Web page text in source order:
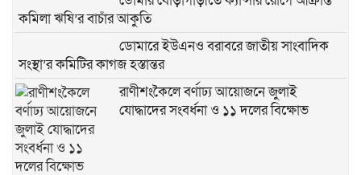
কমিলা ঋষি’র বাচাঁর আকুতি
ডোমারে ইউএনও বরাবরে জাতীয় সাংবাদিক
সংস্থা’র কমিটির কাগজ হস্তান্তর
রাণীশংকৈলে বর্ণাঢ্য আয়োজনে জুলাই
যোদ্ধাদের সংবর্ধনা ও ১১ দলের বিক্ষোভ